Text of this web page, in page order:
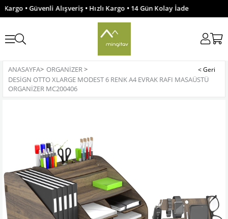
• Güvenli Alışveriş • Hızlı Kargo • 14 Gün Kolay İade
ANASAYFA> ORGANIZER>
DESIGN OTTO XLARGE MODEST 6 RENK A4 EVRAK RAFI MASAÜSTÜ
ORGANIZER MC200406